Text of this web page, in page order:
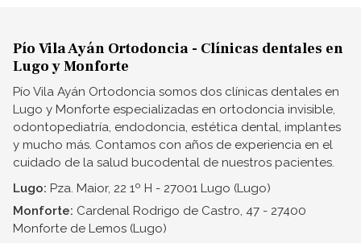
Pío Vila Ayán Ortodoncia - Clínicas dentales en
Lugo y Monforte
Pío Vila Ayán Ortodoncia somos dos clínicas dentales en
Lugo y Monforte especializadas en ortodoncia invisible,
odontopediatría, endodoncia, estética dental, implantes
y mucho más. Contamos con años de experiencia en el
cuidado de la salud bucodental de nuestros pacientes.
Lugo: Pza. Maior, 22 1º H - 27001 Lugo (Lugo)
Monforte: Cardenal Rodrigo de Castro, 47 - 27400
Monforte de Lemos (Lugo)